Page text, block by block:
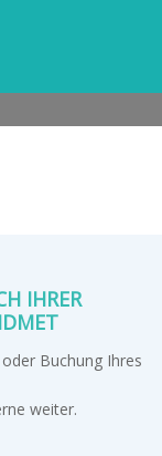
IHRER
Buchung Ihres
weiter.